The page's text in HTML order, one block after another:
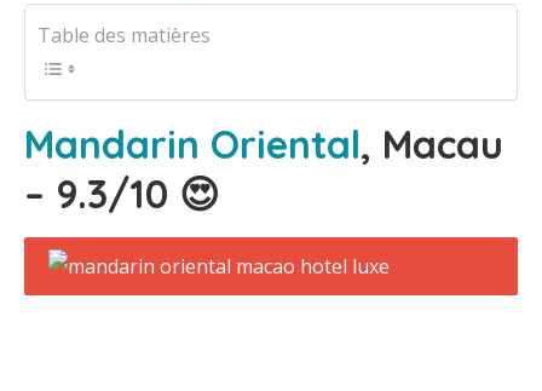
Table des matières
Mandarin Oriental, Macau
– 9.3/10 😍